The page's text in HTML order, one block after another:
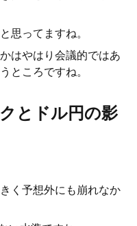
思ってますね。
はやはり会議的ではあ
ところですね。
とドル円の影
く予想外にも崩れなか